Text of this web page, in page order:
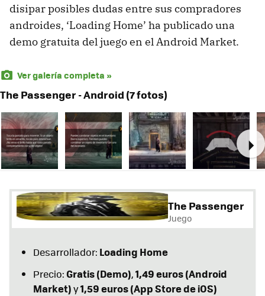
disipar posibles dudas entre sus compradores
androides, ‘Loading Home’ ha publicado una
demo gratuita del juego en el Android Market.
Ver galería completa »
The Passenger - Android (7 fotos)
The Passenger
Juego
Desarrollador: Loading Home
Precio:Gratis (Demo),1,49 euros (Android
Market)y1,59 euros (App Store de iOS)